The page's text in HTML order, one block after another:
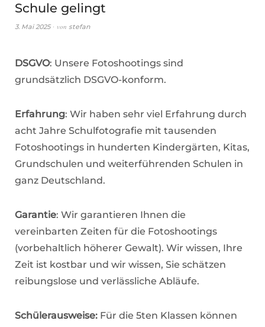
Schule gelingt
3. Mai 2025 von stefan
DSGVO: Unsere Fotoshootings sind
grundsätzlich DSGVO-konform.
Erfahrung: Wir haben sehr viel Erfahrung durch
acht Jahre Schulfotografie mit tausenden
Fotoshootings in hunderten Kindergärten, Kitas,
Grundschulen und weiterführenden Schulen in
ganz Deutschland.
Garantie: Wir garantieren Ihnen die
vereinbarten Zeiten für die Fotoshootings
(vorbehaltlich höherer Gewalt). Wir wissen, Ihre
Zeit ist kostbar und wir wissen, Sie schätzen
reibungslose und verlässliche Abläufe.
Schülerausweise: Für die 5ten Klassen können